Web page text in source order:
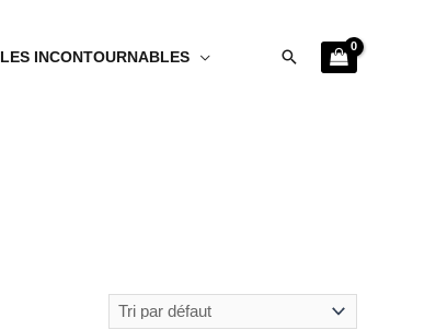
LES INCONTOURNABLES Rechercher